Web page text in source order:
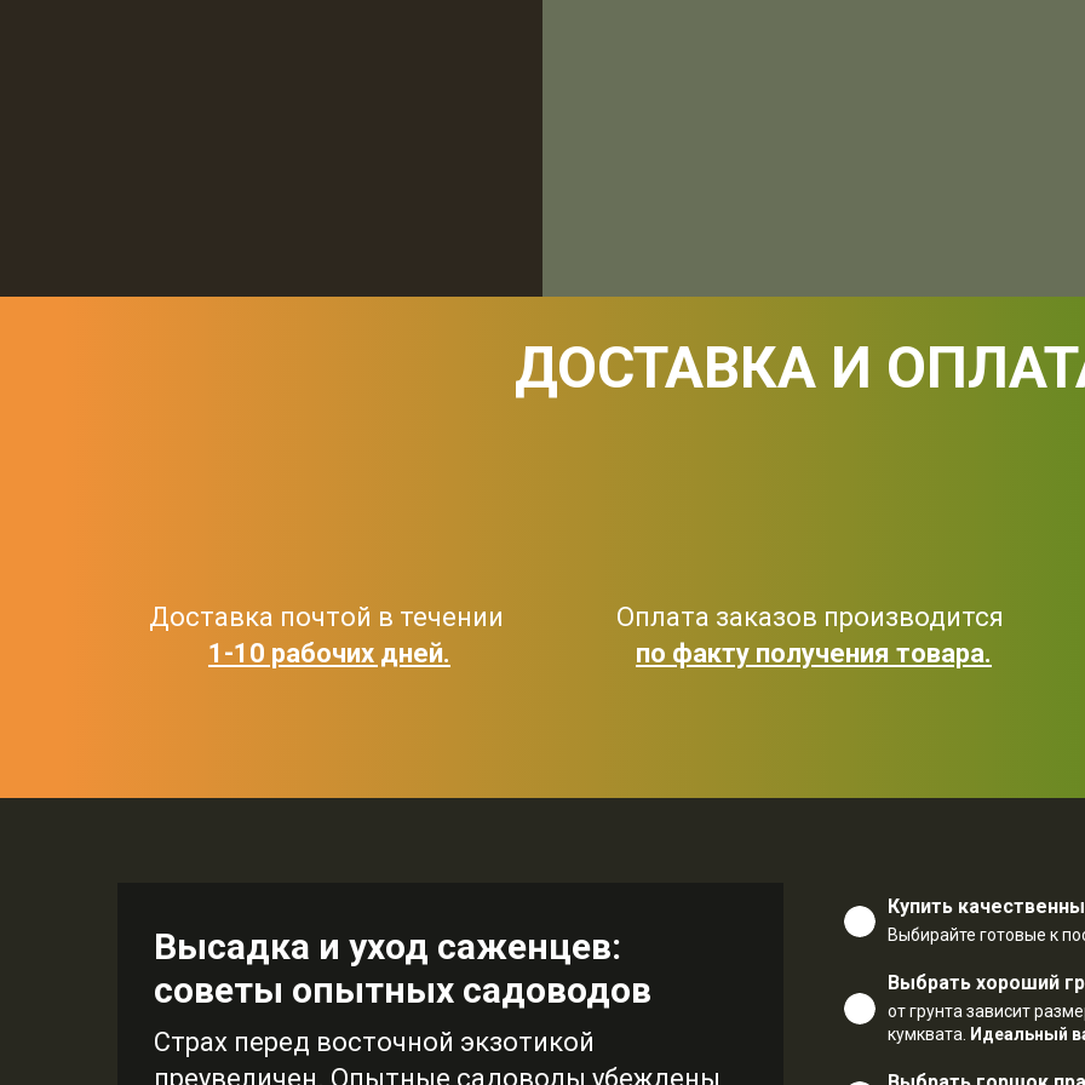
ДОСТАВКА И
Доставка почтой в течении
1-10 рабочих дней.
Оплата заказов производится
по факту получения товара.
Высадка и уход саженцев:
советы опытных садоводов
Страх перед восточной экзотикой
преувеличен. Опытные садоводы убеждены,
Купить
Выбирайте готовые к
Выбрать хороший
от грунта зависит
кумквата. Идеальный